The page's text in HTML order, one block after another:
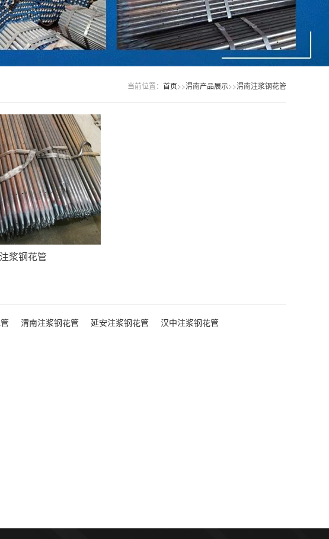
当前位置： 首页>>渭南产品展示>>渭南注浆钢花管
浆钢花管
渭南注浆钢花管 延安注浆钢花管
汉中注浆钢花管